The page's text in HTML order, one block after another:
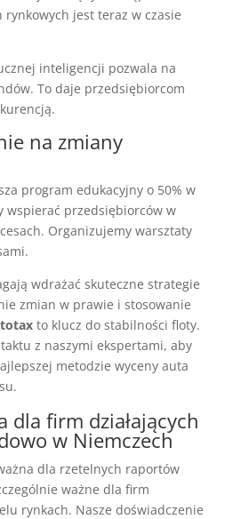
jest teraz w czasie
inteligencji pozwala na
To daje przedsiębiorcom
na zmiany
program edukacyjny o 50% w
wspierać przedsiębiorców w
Organizujemy warsztaty
wdrażać skuteczne strategie
zmian w prawie i stosowanie
to klucz do stabilności floty.
z naszymi ekspertami, aby
metodzie wyceny auta
dla firm działających
w Niemczech
dla rzetelnych raportów
ważne dla firm
rynkach. Nasze doświadczenie